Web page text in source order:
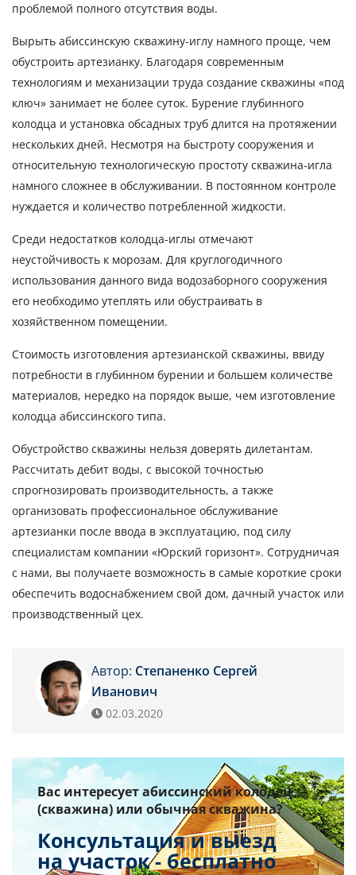
проблемой полного отсутствия воды.
Вырыть абиссинскую скважину-иглу намного проще, чем
обустроить артезианку. Благодаря современным
технологиям и механизации труда создание скважины «под
ключ» занимает не более суток. Бурение глубинного
колодца и установка обсадных труб длится на протяжении
нескольких дней. Несмотря на быстроту сооружения и
относительную технологическую простоту скважина-игла
намного сложнее в обслуживании. В постоянном контроле
нуждается и количество потребленной жидкости.
Среди недостатков колодца-иглы отмечают
неустойчивость к морозам. Для круглогодичного
использования данного вида водозаборного сооружения
его необходимо утеплять или обустраивать в
хозяйственном помещении.
Стоимость изготовления артезианской скважины, ввиду
потребности в глубинном бурении и большем количестве
материалов, нередко на порядок выше, чем изготовление
колодца абиссинского типа.
Обустройство скважины нельзя доверять дилетантам.
Рассчитать дебит воды, с высокой точностью
спрогнозировать производительность, а также
организовать профессиональное обслуживание
артезианки после ввода в эксплуатацию, под силу
специалистам компании «Юрский горизонт». Сотрудничая
с нами, вы получаете возможность в самые короткие сроки
обеспечить водоснабжением свой дом, дачный участок или
производственный цех.
Автор: Степаненко Сергей
Иванович
02.03.2020
Вас интересует абиссинский колодец
(скважина) или обычная скважина?
Консультация и выезд
на участок - бесплатно